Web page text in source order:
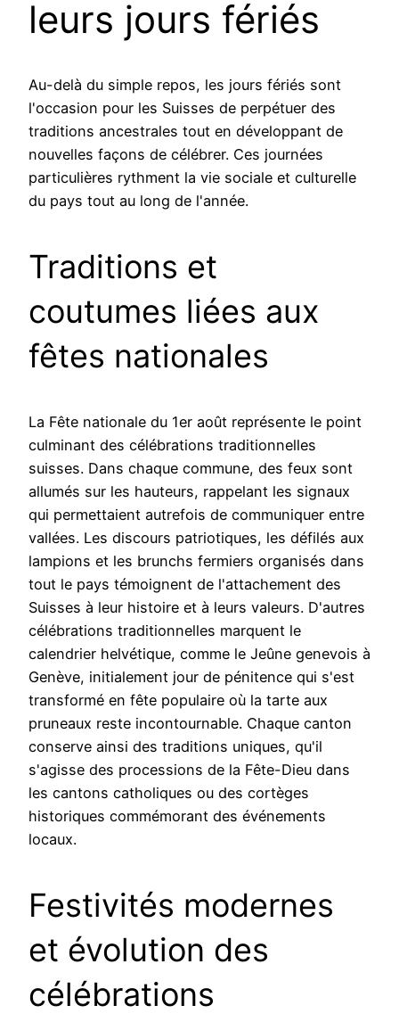
leurs jours fériés
Au-delà du simple repos, les jours fériés sont
l'occasion pour les Suisses de perpétuer des
traditions ancestrales tout en développant de
nouvelles façons de célébrer. Ces journées
particulières rythment la vie sociale et culturelle
du pays tout au long de l'année.
Traditions et
coutumes liées aux
fêtes nationales
La Fête nationale du 1er août représente le point
culminant des célébrations traditionnelles
suisses. Dans chaque commune, des feux sont
allumés sur les hauteurs, rappelant les signaux
qui permettaient autrefois de communiquer entre
vallées. Les discours patriotiques, les défilés aux
lampions et les brunchs fermiers organisés dans
tout le pays témoignent de l'attachement des
Suisses à leur histoire et à leurs valeurs. D'autres
célébrations traditionnelles marquent le
calendrier helvétique, comme le Jeûne genevois à
Genève, initialement jour de pénitence qui s'est
transformé en fête populaire où la tarte aux
pruneaux reste incontournable. Chaque canton
conserve ainsi des traditions uniques, qu'il
s'agisse des processions de la Fête-Dieu dans
les cantons catholiques ou des cortèges
historiques commémorant des événements
locaux.
Festivités modernes
et évolution des
célébrations